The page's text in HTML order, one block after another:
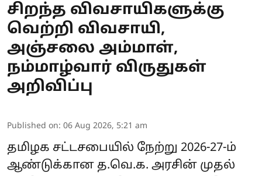
சிறந்த விவசாயிகளுக்கு
வெற்றி விவசாயி,
அஞ்சலை அம்மாள்,
நம்மாழ்வார் விருதுகள்
அறிவிப்பு
Published on: 06 Aug 2026, 5:21 am
தமிழக சட்டசபையில் நேற்று 2026-27-ம்
ஆண்டுக்கான த.வெ.க. அரசின் முதல்